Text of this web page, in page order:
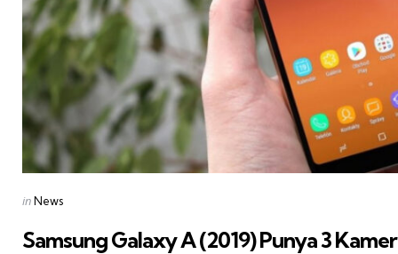
Posted
inNews
Samsung Galaxy A (2019) Punya 3